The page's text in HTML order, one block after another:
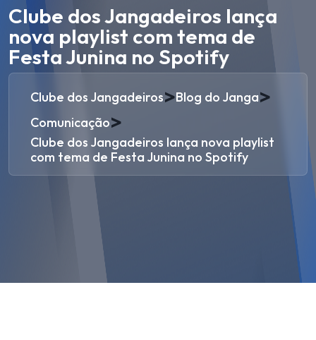
Clube dos Jangadeiros lança
nova playlist com tema de
Festa Junina no Spotify
Clube dos Jangadeiros>Blog do Janga>
Comunicação>
Clube dos Jangadeiros lança nova playlist
com tema de Festa Junina no Spotify